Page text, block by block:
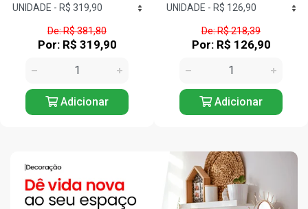
De: R$ 381,80
Por: R$ 319,90
Adicionar
De: R$ 218,39
Por: R$ 126,90
Adicionar